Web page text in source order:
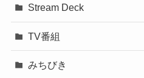
Stream Deck
TV番組
みちびき